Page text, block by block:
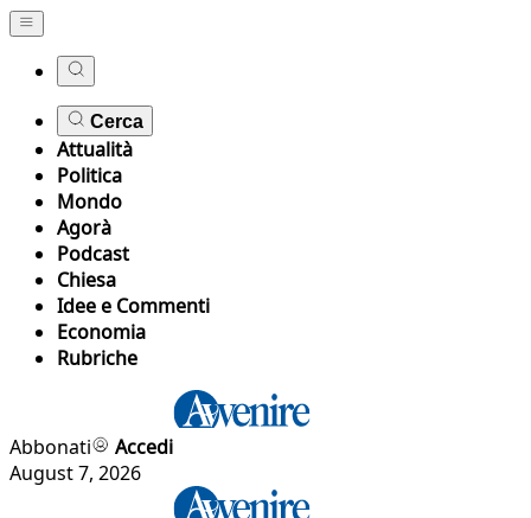
Cerca
Attualità
Politica
Mondo
Agorà
Podcast
Chiesa
Idee e Commenti
Economia
Rubriche
Abbonati
Accedi
August 7, 2026